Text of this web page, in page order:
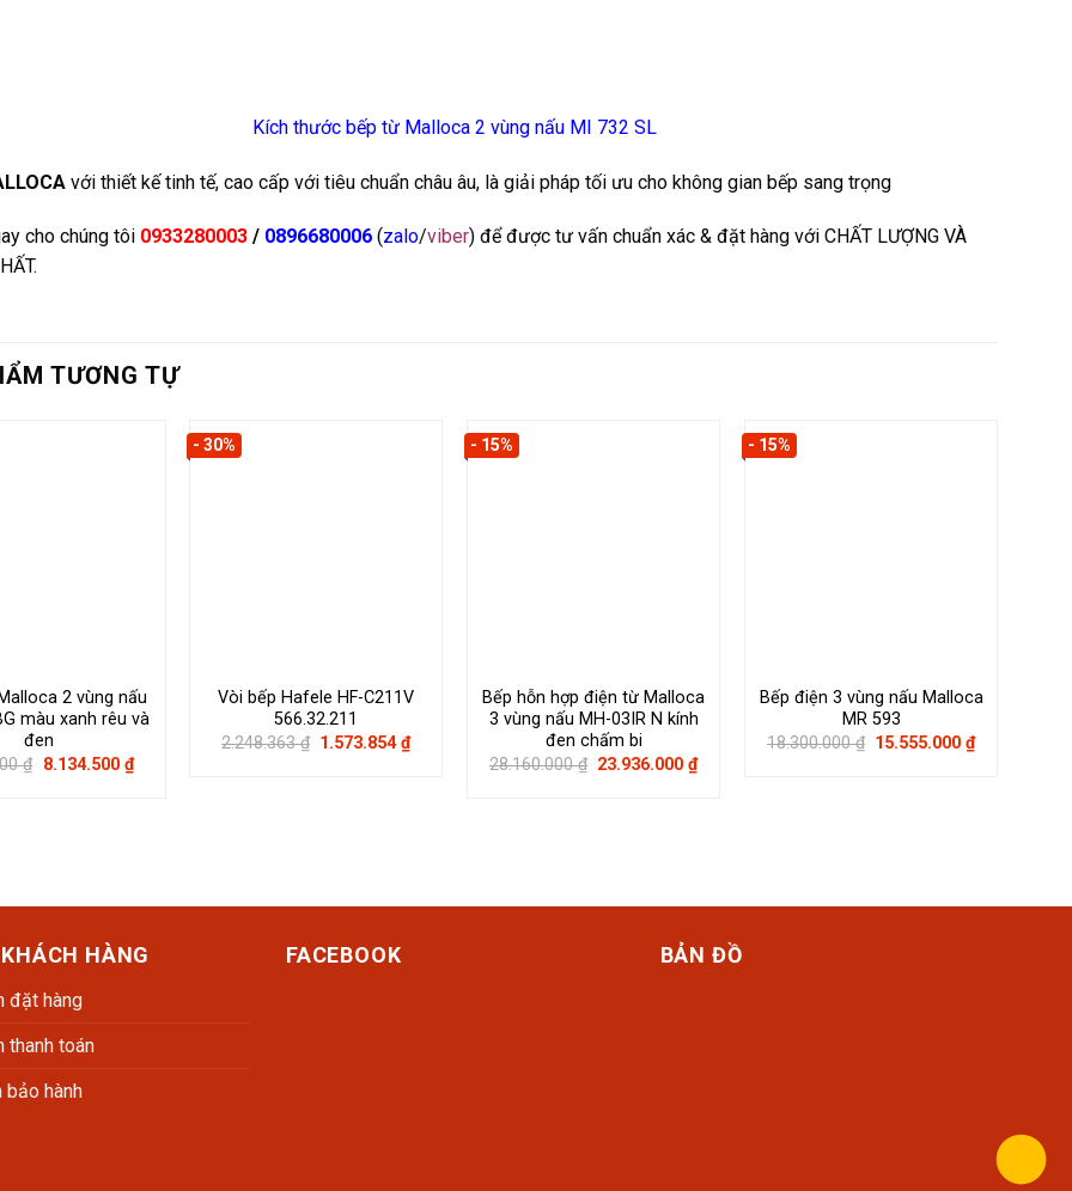
Kích thước bếp từ Malloca 2 vùng nấu MI 732 SL
với thiết kế tinh tế, cao cấp với tiêu chuẩn châu âu, là giải pháp tối ưu cho không gian bếp sang trọng
cho chúng tôi 0933280003/ 0896680006(zalo/viber) để được tư vấn chuẩn xác & đặt hàng với CHẤT LƯỢNG VÀ
TƯƠNG TỰ
2 vùng nấu
màu xanh rêu và
đen
₫ Giá
8.134.500 ₫Giá
hiện
- 30%
Vòi bếp Hafele HF-C211V
566.32.211
2.248.363₫ Giá
1.573.854₫Giá
hiện
- 15%
Bếp hỗn hợp điện từ Malloca
3 vùng nấu MH-03IR N kính
đen chấm bi
28.160.000₫ Giá
23.936.000₫Giá
hiện
- 15%
Bếp điện 3 vùng nấu Malloca
MR 593
18.300.000₫ Giá
15.555.000₫Giá
hiện
HÀNG
đặt hàng
thanh toán
bảo hành
FACEBOOK BẢN ĐỒ